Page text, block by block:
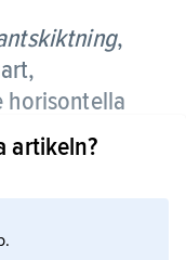
,
horisontella
eroderar,
artikeln?